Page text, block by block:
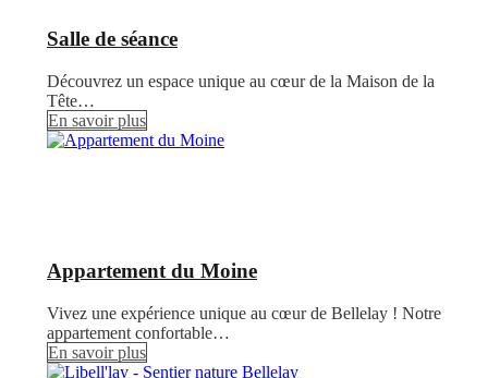
Salle de séance
Découvrez un espace unique au cœur de la Maison de la
Tête…
En savoir plus
Appartement du Moine
Vivez une expérience unique au cœur de Bellelay ! Notre
appartement confortable…
En savoir plus